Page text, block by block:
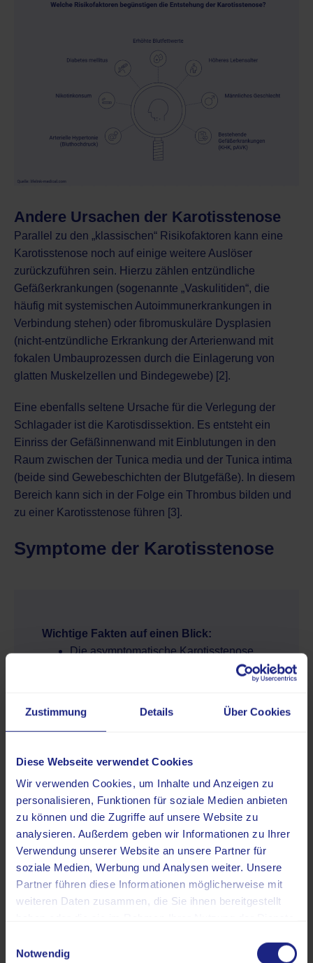
Zustimmung Details Über Cookies
Diese Webseite verwendet Cookies
Wir verwenden Cookies, um Inhalte und Anzeigen zu
personalisieren, Funktionen für soziale Medien anbieten
zu können und die Zugriffe auf unsere Website zu
analysieren. Außerdem geben wir Informationen zu Ihrer
Verwendung unserer Website an unsere Partner für
soziale Medien, Werbung und Analysen weiter. Unsere
Partner führen diese Informationen möglicherweise mit
weiteren Daten zusammen, die Sie ihnen bereitgestellt
Notwendig
Andere Ursachen der Karotisstenose
Parallel zu den „klassischen“ Risikofaktoren kann eine
Karotisstenose noch auf einige weitere Auslöser
zurückzuführen sein. Hierzu zählen entzündliche
Gefäßerkrankungen (sogenannte „Vaskulitiden“, die
häufig mit systemischen Autoimmunerkrankungen in
Verbindung stehen) oder fibromuskuläre Dysplasien
(nicht-entzündliche Erkrankung der Arterienwand mit
fokalen Umbauprozessen durch die Einlagerung von
glatten Muskelzellen und Bindegewebe) [2].
Eine ebenfalls seltene Ursache für die Verlegung der
Schlagader ist die Karotisdissektion. Es entsteht ein
Einriss der Gefäßinnenwand mit Einblutungen in den
Raum zwischen der Tunica media und der Tunica intima
(beide sind Gewebeschichten der Blutgefäße). In diesem
Bereich kann sich in der Folge ein Thrombus bilden und
zu einer Karotisstenose führen [3].
Symptome der Karotisstenose
Wichtige Fakten auf einen Blick:
Die asymptomatische Karotisstenose
verursacht lange keine Beschwerden.
Taubheitsgefühle, Sprachstörungen oder
Nach einer TIA ist das Risiko für einen
Viele Gefäßerkrankungen nehmen einen schleichenden
Verlauf, der über weite Strecken keine oder kaum
Symptome verursacht. Die Karotisstenose macht dabei
keine subjektiven Krankheitszeichen wahrnehmbar sind.